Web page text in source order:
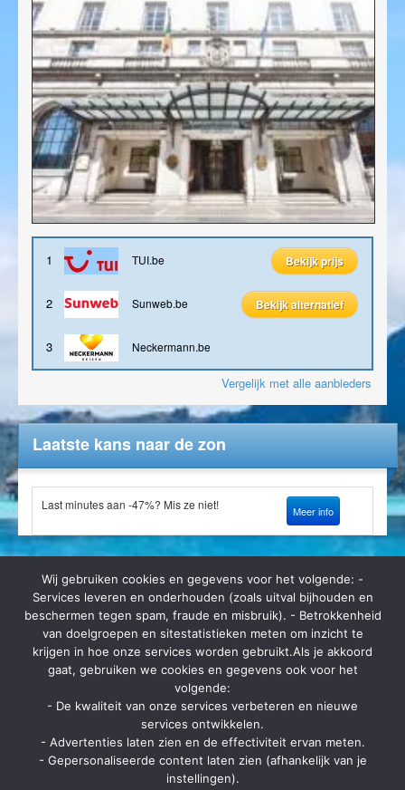
Blog
1 TUI.be Bekijk prijs
2 Sunweb.be Bekijk alternatief
3 Neckermann.be
Vergelijk met alle aanbieders
Laatste kans naar de zon
Last minutes aan -47%? Mis ze niet! Meer info
Op zomerbrochure.be kan je terecht voor het bestellen van
reisbrochures, het lastminute aanbod van vele reisorganisaties en hot
deals. Ga je op vakantie? Ga dan eerst langs zomerbrochure.be voor
Contact
Strategon BV
Ninovesteenweg 198 bus 13
Wij gebruiken cookies en gegevens voor het volgende: -
Services leveren en onderhouden (zoals uitval bijhouden en
beschermen tegen spam, fraude en misbruik). - Betrokkenheid
van doelgroepen en sitestatistieken meten om inzicht te
krijgen in hoe onze services worden gebruikt.Als je akkoord
gaat, gebruiken we cookies en gegevens ook voor het
volgende:
- De kwaliteit van onze services verbeteren en nieuwe
services ontwikkelen.
- Advertenties laten zien en de effectiviteit ervan meten.
- Gepersonaliseerde content laten zien (afhankelijk van je
instellingen).